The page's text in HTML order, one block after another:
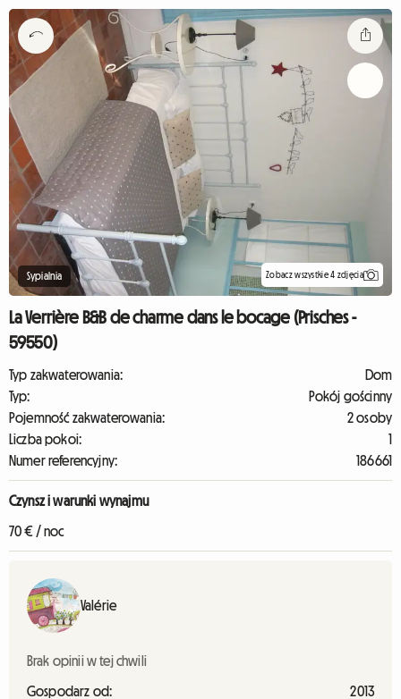
Sypialnia Zobacz wszystkie 4 zdjęcia
La Verrière B&B de charme dans le bocage (Prisches -
59550)
Typ zakwaterowania:
Dom
Typ:
Pokój gościnny
Pojemność zakwaterowania:
2 osoby
Liczba pokoi:
1
Numer referencyjny:
186661
Czynsz i warunki wynajmu
70 € / noc
Valérie
Brak opinii w tej chwili
Gospodarz od: 2013